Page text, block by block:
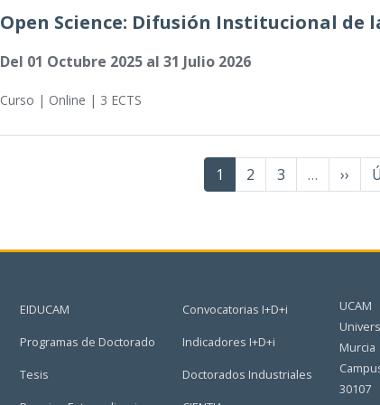
Open Science: Difusión Institucional de
Del 01 Octubre 2025 al 31 Julio 2026
Curso | Online | 3 ECTS
Página
actual
1 Página
2 Página
3 … ››
EIDUCAM
Programas de Doctorado
Tesis
Convocatorias I+D+i
Indicadores I+D+i
Doctorados Industriales
UCAM
Murcia
30107